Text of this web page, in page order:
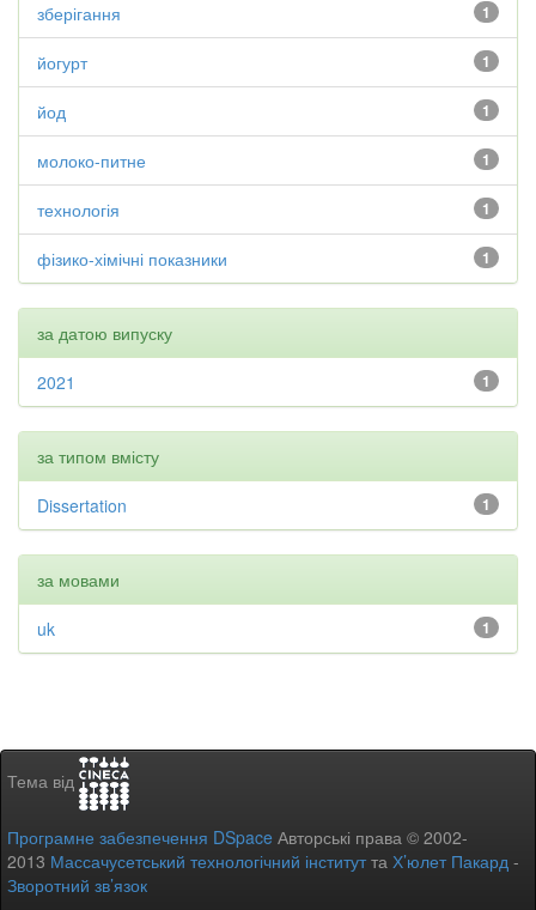
1
зберігання
1
йогурт
1
йод
1
молоко-питне
1
технологія
1
фізико-хімічні показники
за датою випуску
1
2021
за типом вмісту
1
Dissertation
за мовами
1
uk
Тема від
Програмне забезпечення DSpace Авторські права © 2002-
2013 Массачусетський технологічний інститутта Х’юлет Пакард -
Зворотний зв’язок